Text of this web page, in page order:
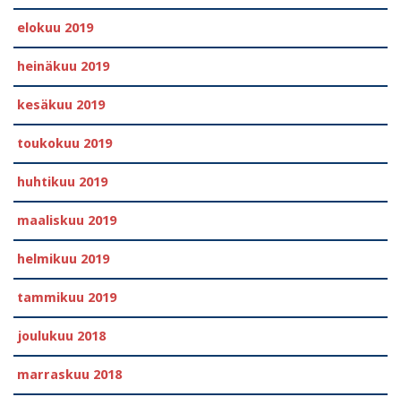
elokuu 2019
heinäkuu 2019
kesäkuu 2019
toukokuu 2019
huhtikuu 2019
maaliskuu 2019
helmikuu 2019
tammikuu 2019
joulukuu 2018
marraskuu 2018